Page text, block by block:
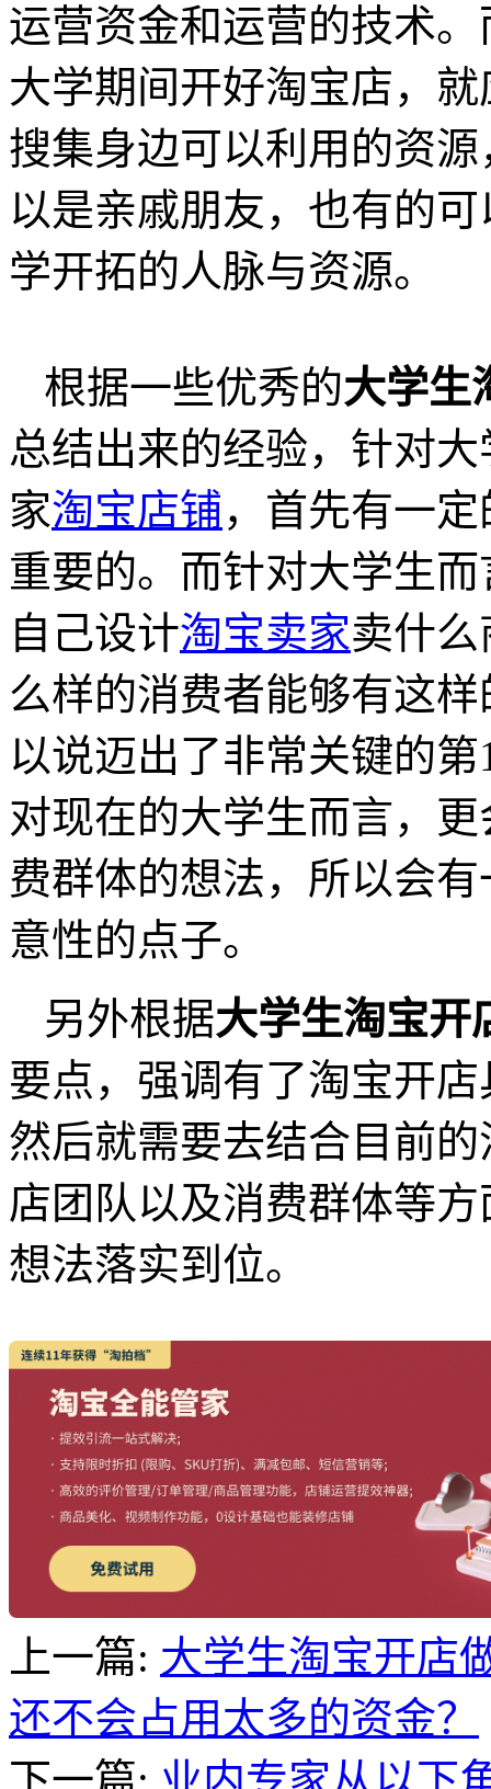
运营资金和运营的技术
大学期间开好淘宝店，
搜集身边可以利用的资
以是亲戚朋友，也有的
学开拓的人脉与资源。
根据一些优秀的大学生
总结出来的经验，针对
家淘宝店铺，首先有一
重要的。而针对大学生
自己设计淘宝卖家卖什
么样的消费者能够有这
以说迈出了非常关键的
对现在的大学生而言，
费群体的想法，所以会
意性的点子。
另外根据大学生淘宝开
要点，强调有了淘宝开
然后就需要去结合目前
店团队以及消费群体等
想法落实到位。
上一篇: 大学生淘宝开店
还不会占用太多的资金？